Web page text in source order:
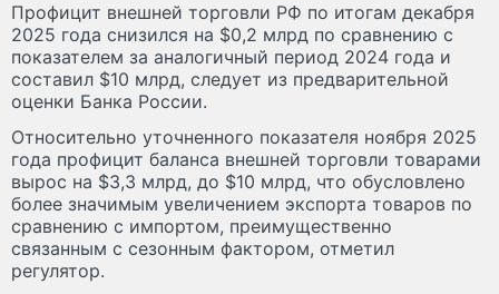
Профицит внешней торговли РФ по итогам декабря
2025 года снизился на $0,2 млрд по сравнению с
показателем за аналогичный период 2024 года и
составил $10 млрд, следует из предварительной
оценки Банка России.
Относительно уточненного показателя ноября 2025
года профицит баланса внешней торговли товарами
вырос на $3,3 млрд, до $10 млрд, что обусловлено
более значимым увеличением экспорта товаров по
сравнению с импортом, преимущественно
связанным с сезонным фактором, отметил
регулятор.